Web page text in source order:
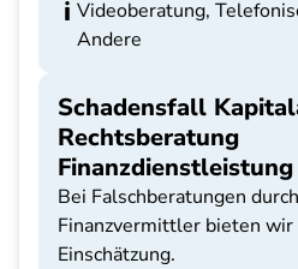
Videoberatung,
Andere
Schadensfall
Rechtsberatung
Finanzdienstleistung
Bei Falschberatungen
Finanzvermittler bieten
Einschätzung.